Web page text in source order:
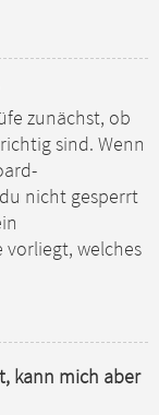
zunächst, ob
sind. Wenn
nicht gesperrt
welches
kann mich aber